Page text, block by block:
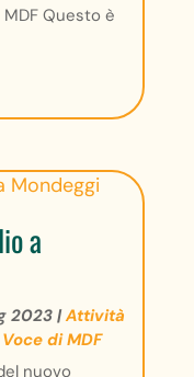
Questo è
a
2023|Attività
di MDF
nuovo